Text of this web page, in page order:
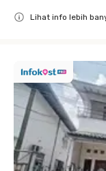
Lihat info lebih